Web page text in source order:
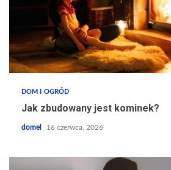
DOM I OGRÓD
Jak zbudowany jest kominek?
domel 16 czerwca, 2026